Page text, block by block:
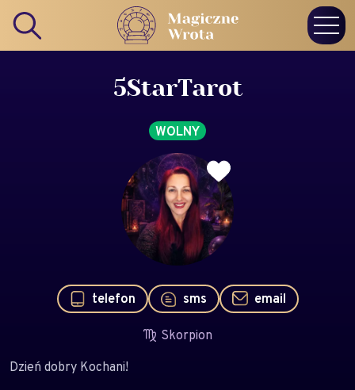
5StarTarot
telefon sms email
Skorpion
Dzień dobry Kochani!
WOLNY